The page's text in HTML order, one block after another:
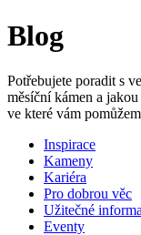
Blog
Potřebujete poradit s
měsíční kámen a
ve které vám
Inspirace
Kameny
Kariéra
Pro dobrou věc
Užitečné
Eventy